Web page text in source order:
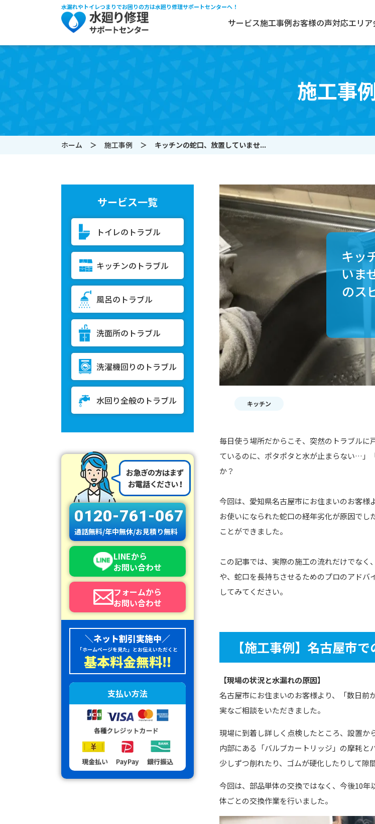
水漏れやトイレつまりでお困りの方は水廻り修理サポートセンターへ！
サービス施工事例お客様の声対応エリア
施工事
ホーム 施工事例 キッチンの蛇口、放置していませ...
サービス一覧
トイレのトラブル
キッチンのトラブル
風呂のトラブル
洗面所のトラブル
洗濯機回りのトラブル
水回り全般のトラブル
0120-761-067
通話無料/年中無休/お見積り無料
LINEから
お問い合わせ
フォームから
お問い合わせ
＼ネット割引実施中／
「ホームページを見た」とお伝えいただくと
基本料金無料!!
支払い方法
キッ
いま
のス
キッチン
毎日使う場所だからこそ、突然のトラブルに
ているのに、ポタポタと水が止まらない…」
か？
今回は、愛知県名古屋市にお住まいのお客様
お使いになられた蛇口の経年劣化が原因で
ことができました。
この記事では、実際の施工の流れだけでな
や、蛇口を長持ちさせるためのプロのアド
してみてください。
【施工事例】名古屋市
【現場の状況と水漏れの原因】
名古屋市にお住まいのお客様より、「数日前
実なご相談をいただきました。
現場に到着し詳しく点検したところ、設置か
内部にある「バルブカートリッジ」の摩耗
少しずつ削れたり、ゴムが硬化したりして隙
今回は、部品単体の交換ではなく、今後10
体ごとの交換作業を行いました。